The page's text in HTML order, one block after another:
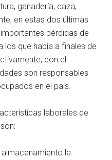
ganadería, caza,
en estas dos últimas
pérdidas de
que había a finales de
con el
son responsables
en el país.
laborales de
la